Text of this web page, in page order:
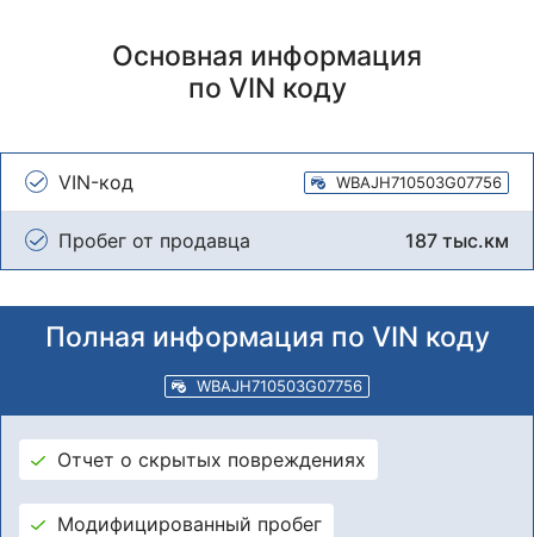
Основная информация
по VIN коду
VIN-код WBAJH710503G07756
Пробег от продавца 187 тыс.км
Полная информация по VIN коду
WBAJH710503G07756
Отчет о скрытых повреждениях
Модифицированный пробег